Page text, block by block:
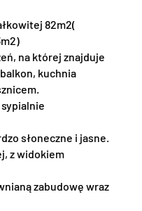
82m2(
na której znajduje
kuchnia
słoneczne i jasne.
z widokiem
zabudowę wraz